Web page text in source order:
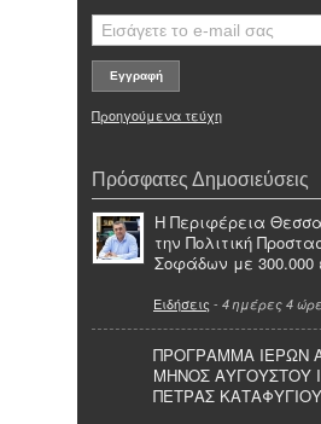
Προηγούμενα τεύχη
Πρόσφατες Δημοσιεύσεις
Η Περιφέρεια
την Πολιτική
Σοφάδων με 300.000
Ειδήσεις - 4 ημέρες 4
ΠΡΟΓΡΑΜΜΑ ΙΕΡΩΝ
ΜΗΝΟΣ ΑΥΓΟΥΣΤΟΥ
ΠΕΤΡΑΣ